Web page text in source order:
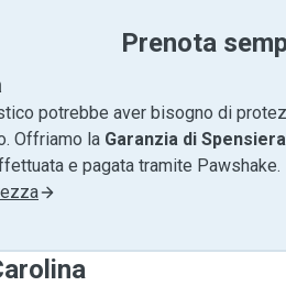
Prenota
potrebbe aver bisogno di
Offriamo la Garanzia di
e pagata tramite Pawshake.